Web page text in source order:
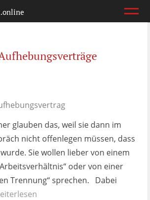
glauben das, weil sie dann im
nicht offenlegen müssen, dass
Sie wollen lieber von einem
oder von einer
Trennung“ sprechen. Dabei